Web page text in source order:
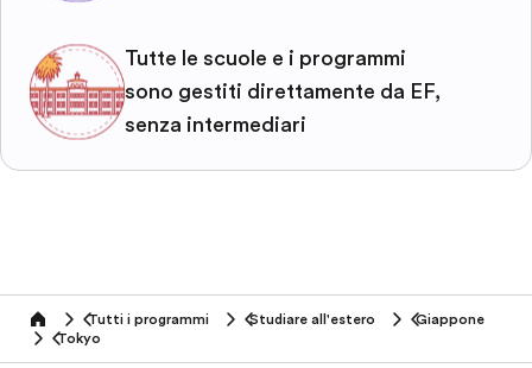
Tutte le scuole e i programmi
sono gestiti direttamente da EF,
senza intermediari
home Tutti i programmi Studiare all'estero
Giappone
Tokyo